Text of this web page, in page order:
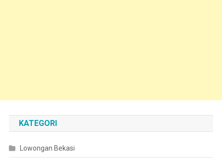
KATEGORI
Lowongan Bekasi